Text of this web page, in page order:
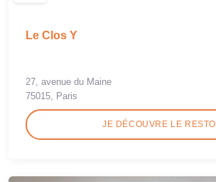
Le Clos Y
27, avenue du Maine
75015, Paris
JE DÉCOUVRE LE RESTO